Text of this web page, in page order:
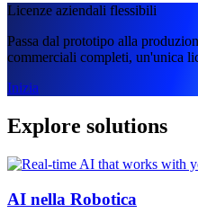
Licenze aziendali flessibili
Passa dal prototipo alla
commerciali completi, un'unica
Inizia
Explore solutions
AI nella Robotica